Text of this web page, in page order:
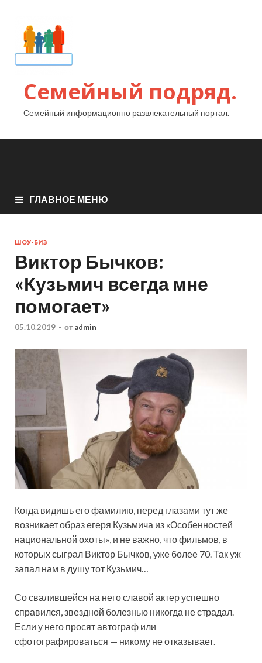
Семейный подряд.
Семейный информационно развлекательный портал.
ГЛАВНОЕ МЕНЮ
ШОУ-БИЗ
Виктор Бычков:
«Кузьмич всегда мне
помогает»
05.10.2019 - от admin
Когда видишь его фамилию, перед глазами тут же
возникает образ егеря Кузьмича из «Особенностей
национальной охоты», и не важно, что фильмов, в
которых сыграл Виктор Бычков, уже более 70. Так уж
запал нам в душу тот Кузьмич…
Со свалившейся на него славой актер успешно
справился, звездной болезнью никогда не страдал.
Если у него просят автограф или
сфотографироваться — никому не отказывает.